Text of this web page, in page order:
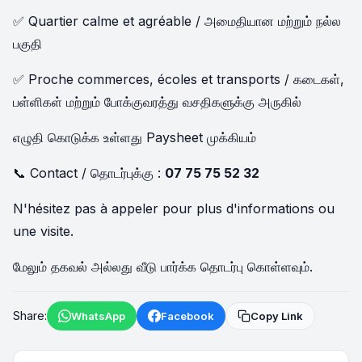
✅ Quartier calme et agréable / அமைதியான மற்றும் நல்ல
பகுதி
✅ Proche commerces, écoles et transports / கடைகள்,
பள்ளிகள் மற்றும் போக்குவரத்து வசதிகளுக்கு அருகில்
எழுதி கொடுக்க உள்ளது Paysheet முக்கியம்
📞 Contact / தொடர்புக்கு : 07 75 75 52 32
N'hésitez pas à appeler pour plus d'informations ou
une visite.
மேலும் தகவல் அல்லது வீடு பார்க்க தொடர்பு கொள்ளவும்.
Share: WhatsApp Facebook Copy Link